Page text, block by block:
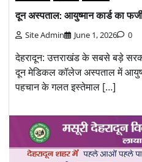
दून अस्पताल: आयुष्मान कार्ड का
Site Admin June 1, 2026 0
देहरादून: उत्तराखंड के सबसे बड़े
दून मेडिकल कॉलेज अस्पताल में
पहचान के गलत इस्तेमाल […]